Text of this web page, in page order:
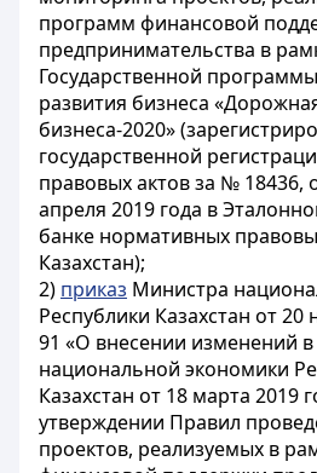
программ финансовой
предпринимательства в
Государственной
развития бизнеса
бизнеса-2020»
государственной
правовых актов за № 18436,
апреля 2019 года в
банке нормативных
Казахстан);
2) приказ Министра
Республики Казахстан от
91 «О внесении изменений
национальной экономики
Казахстан от 18 марта 2019
утверждении Правил
проектов, реализуемых в